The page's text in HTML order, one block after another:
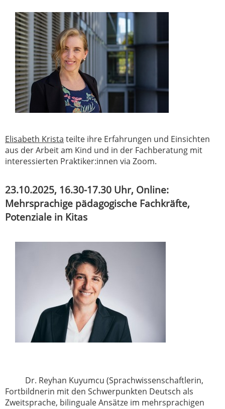
Elisabeth Krista teilte ihre Erfahrungen und Einsichten
aus der Arbeit am Kind und in der Fachberatung mit
interessierten Praktiker:innen via Zoom.
23.10.2025, 16.30-17.30 Uhr, Online:
Mehrsprachige pädagogische Fachkräfte,
Potenziale in Kitas
Dr. Reyhan Kuyumcu (Sprachwissenschaftlerin,
Fortbildnerin mit den Schwerpunkten Deutsch als
Zweitsprache, bilinguale Ansätze im mehrsprachigen